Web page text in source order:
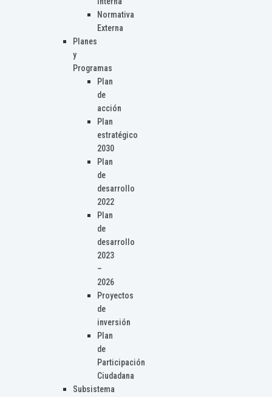
Normativa
Externa
Planes
y
Programas
Plan
de
acción
Plan
estratégico
2030
Plan
de
desarrollo
2022
Plan
de
desarrollo
2023
–
2026
Proyectos
de
inversión
Plan
de
Participación
Ciudadana
Subsistema